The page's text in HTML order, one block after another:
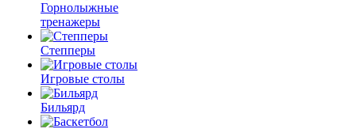
Горнолыжные
тренажеры
Степперы
Игровые столы
Бильярд